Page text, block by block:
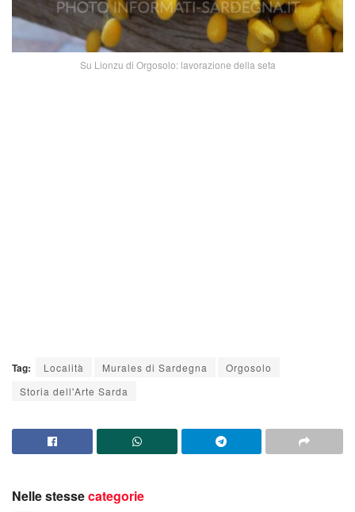
Su Lionzu di Orgosolo: lavorazione della seta
Tag: Località Murales di Sardegna
Orgosolo
Storia dell'Arte Sarda
Nelle stessecategorie